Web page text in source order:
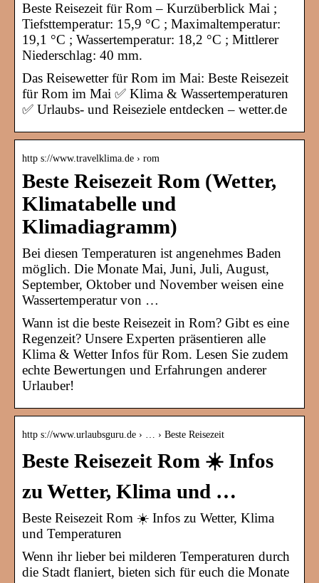
Beste Reisezeit für Rom – Kurzüberblick Mai ;
Tiefsttemperatur: 15,9 °C ; Maximaltemperatur:
19,1 °C ; Wassertemperatur: 18,2 °C ; Mittlerer
Niederschlag: 40 mm.
Das Reisewetter für Rom im Mai: Beste Reisezeit
für Rom im Mai ✅ Klima & Wassertemperaturen
✅ Urlaubs- und Reiseziele entdecken – wetter.de
http s://www.travelklima.de › rom
Beste Reisezeit Rom (Wetter,
Klimatabelle und
Klimadiagramm)
Bei diesen Temperaturen ist angenehmes Baden
möglich. Die Monate Mai, Juni, Juli, August,
September, Oktober und November weisen eine
Wassertemperatur von …
Wann ist die beste Reisezeit in Rom? Gibt es eine
Regenzeit? Unsere Experten präsentieren alle
Klima & Wetter Infos für Rom. Lesen Sie zudem
echte Bewertungen und Erfahrungen anderer
Urlauber!
http s://www.urlaubsguru.de › … › Beste Reisezeit
Beste Reisezeit Rom ☀️ Infos
zu Wetter, Klima und …
Beste Reisezeit Rom ☀️ Infos zu Wetter, Klima
und Temperaturen
Wenn ihr lieber bei milderen Temperaturen durch
die Stadt flaniert, bieten sich für euch die Monate